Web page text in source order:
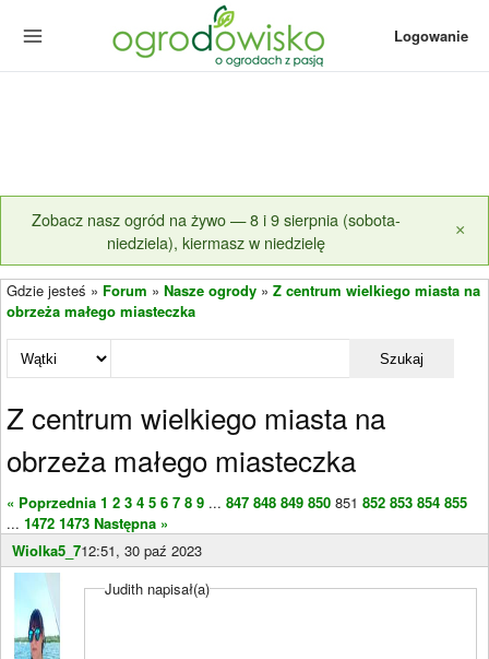
Logowanie
Zobacz nasz ogród na żywo — 8 i 9 sierpnia (sobota-
niedziela), kiermasz w niedzielę
×
Gdzie jesteś » Forum » Nasze ogrody » Z centrum wielkiego miasta na
obrzeża małego miasteczka
Szukaj
Z centrum wielkiego miasta na
obrzeża małego miasteczka
« Poprzednia 1 2 3 4 5 6 7 8 9 ... 847 848 849 850 851 852 853 854 855
... 1472 1473 Następna »
Wiolka5_712:51, 30 paź 2023
Judith napisał(a)